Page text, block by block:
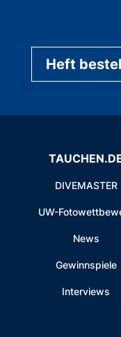
Heft
DIVEMASTER
UW-
News
Gewinnspiele
Interviews